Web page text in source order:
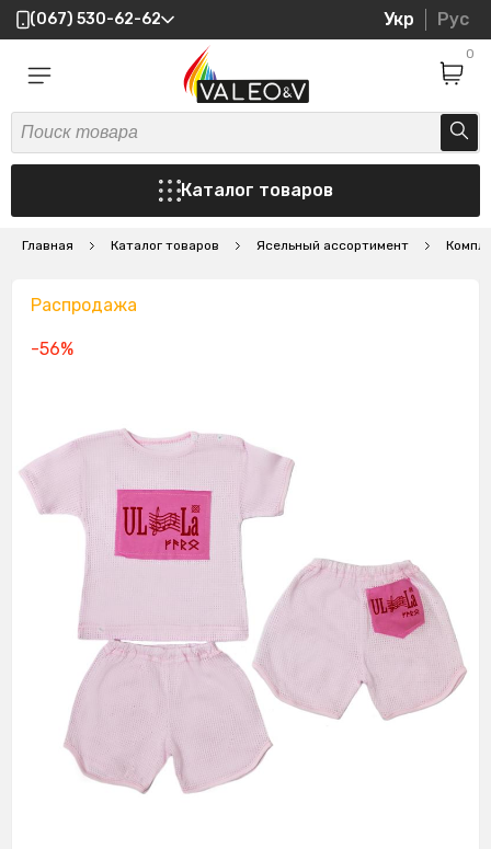
(067) 530-62-62 Укр Рус
0
Каталог товаров
Главная Каталог товаров Ясельный ассортимент
Распродажа
-56%